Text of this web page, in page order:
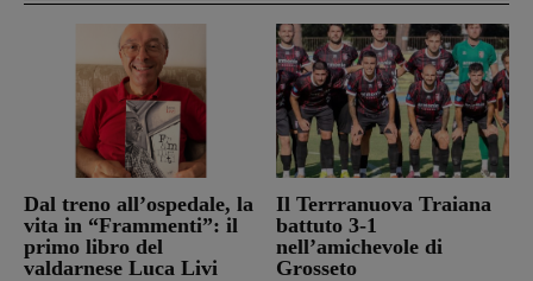
Dal treno all’ospedale, la
vita in “Frammenti”: il
primo libro del
valdarnese Luca Livi
Il Terrranuova Traiana
battuto 3-1
nell’amichevole di
Grosseto